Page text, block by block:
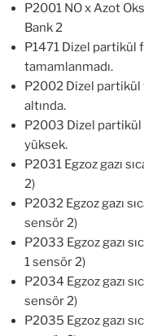
P2001 NO x Azot
Bank 2
P1471 Dizel partikül
tamamlanmadı.
P2002 Dizel partikül
altında.
P2003 Dizel
yüksek.
P2031 Egzoz gazı
2)
P2032 Egzoz gazı
sensör 2)
P2033 Egzoz gazı
1 sensör 2)
P2034 Egzoz gazı
sensör 2)
P2035 Egzoz gazı